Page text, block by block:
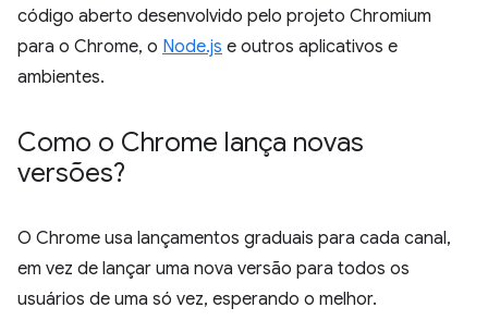
código aberto desenvolvido pelo projeto Chromium
para o Chrome, o Node.js e outros aplicativos e
ambientes.
Como o Chrome lança novas
versões?
O Chrome usa lançamentos graduais para cada canal,
em vez de lançar uma nova versão para todos os
usuários de uma só vez, esperando o melhor.